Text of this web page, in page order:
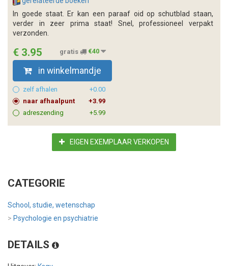
In goede staat. Er kan een paraaf oid op schutblad staan,
verder in zeer prima staat! Snel, professioneel verpakt
verzonden.
€ 3.95 gratis €40
in winkelmandje
zelf afhalen
+0.00
naar afhaalpunt
+3.99
adreszending
+5.99
EIGEN EXEMPLAAR VERKOPEN
CATEGORIE
School, studie, wetenschap
> Psychologie en psychiatrie
DETAILS